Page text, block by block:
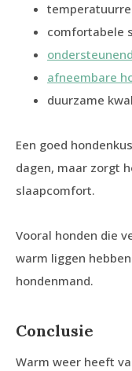
comfortabele
afneembare
duurzame
Een goed
dagen, maar zorgt
slaapcomfort.
Vooral honden die
warm liggen
hondenmand.
Conclusie
Warm weer heeft